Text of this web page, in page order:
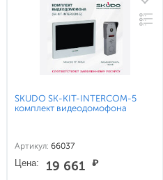
SKUDO SK-KIT-INTERCOM-5
комплект видеодомофона
Артикул: 66037
Цена: 19 661 ₽